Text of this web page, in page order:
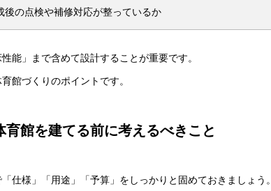
後の点検や補修対応が整っているか
能」まで含めて設計することが重要です。
館づくりのポイントです。
館を建てる前に考えるべきこと
仕様」「用途」「予算」をしっかりと固めておきましょう。